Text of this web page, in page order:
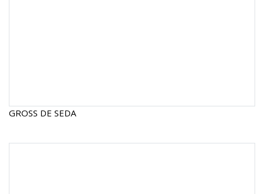
GROSS DE SEDA